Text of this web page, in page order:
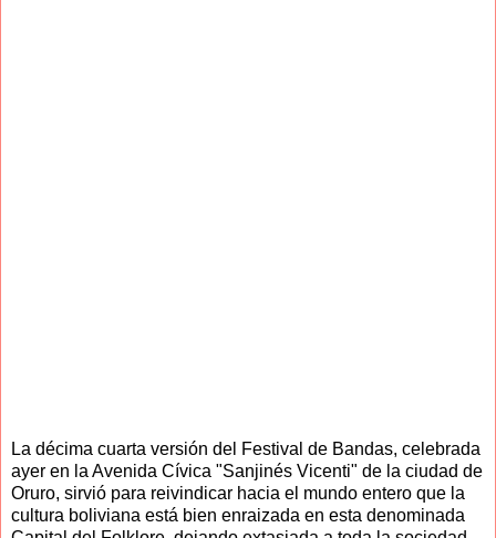
La décima cuarta versión del Festival de Bandas, celebrada
ayer en la Avenida Cívica "Sanjinés Vicenti" de la ciudad de
Oruro, sirvió para reivindicar hacia el mundo entero que la
cultura boliviana está bien enraizada en esta denominada